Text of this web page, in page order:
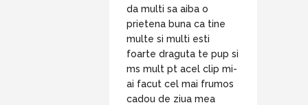
da multi sa aiba o
prietena buna ca tine
multe si multi esti
foarte draguta te pup si
ms mult pt acel clip mi-
ai facut cel mai frumos
cadou de ziua mea